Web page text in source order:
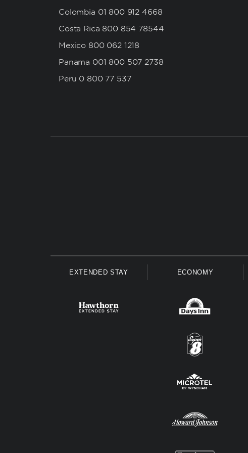
Colombia 01 800 912 4668
Costa Rica 800 854 78544
Mexico 800 062 1218
Panama 001 800 507 2738
Peru 0 800 77 537
EXTENDED STAY ECONOMY